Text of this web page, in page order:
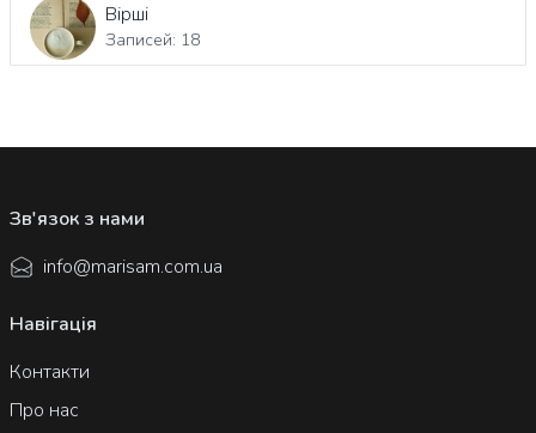
Вірші
Записей: 18
Навігація
Контакти
Про нас
Зв'язок з нами
info@marisam.com.ua